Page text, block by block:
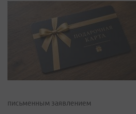
письменным заявлением